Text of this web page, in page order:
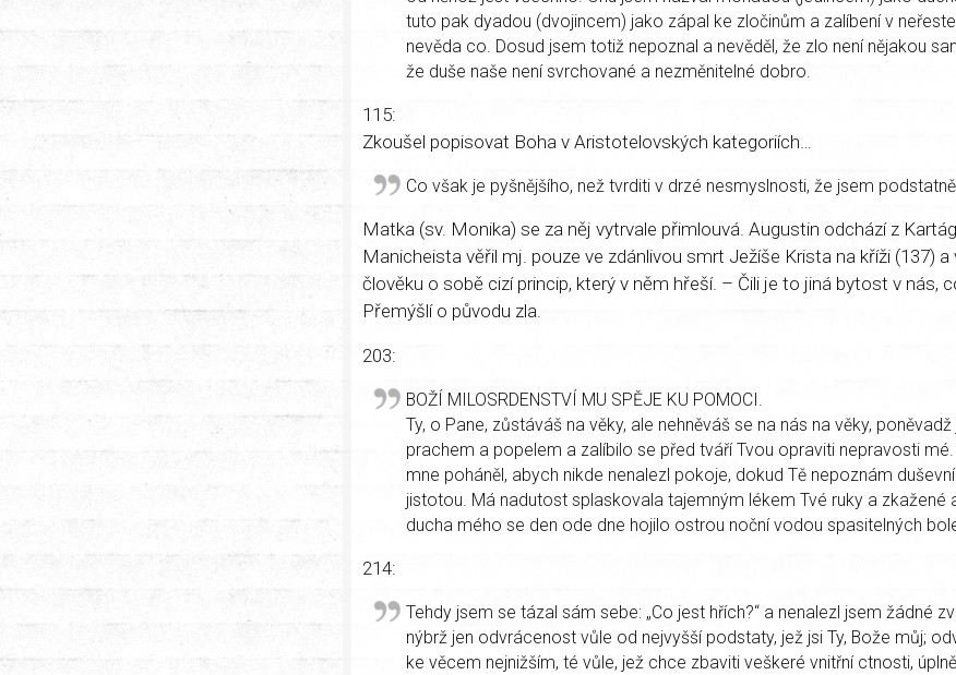
tuto pak dyadou (dvojincem) jako zápal ke zločinům a zalíbení v
nevěda co. Dosud jsem totiž nepoznal a nevěděl, že zlo není nějakou
že duše naše není svrchované a nezměnitelné dobro.
115:
Zkoušel popisovat Boha v Aristotelovských kategoriích…
Co však je pyšnějšího, než tvrditi v drzé nesmyslnosti, že jsem
Matka (sv. Monika) se za něj vytrvale přimlouvá. Augustin odchází z
Manicheista věřil mj. pouze ve zdánlivou smrt Ježíše Krista na kříži (137) a
člověku o sobě cizí princip, který v něm hřeší. – Čili je to jiná bytost v nás,
Přemýšlí o původu zla.
203:
BOŽÍ MILOSRDENSTVÍ MU SPĚJE KU POMOCI.
Ty, o Pane, zůstáváš na věky, ale nehněváš se na nás na věky,
prachem a popelem a zalíbilo se před tváří Tvou opraviti nepravosti
mne poháněl, abych nikde nenalezl pokoje, dokud Tě nepoznám
jistotou. Má nadutost splaskovala tajemným lékem Tvé ruky a zkažené
ducha mého se den ode dne hojilo ostrou noční vodou spasitelných
214:
Tehdy jsem se tázal sám sebe: „Co jest hřích?“ a nenalezl jsem žádné
nýbrž jen odvrácenost vůle od nejvyšší podstaty, jež jsi Ty, Bože můj;
ke věcem nejnižším, té vůle, jež chce zbaviti veškeré vnitřní ctnosti,